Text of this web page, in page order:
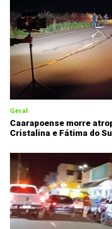
Geral
Caarapoense morre
Cristalina e Fátima do Sul